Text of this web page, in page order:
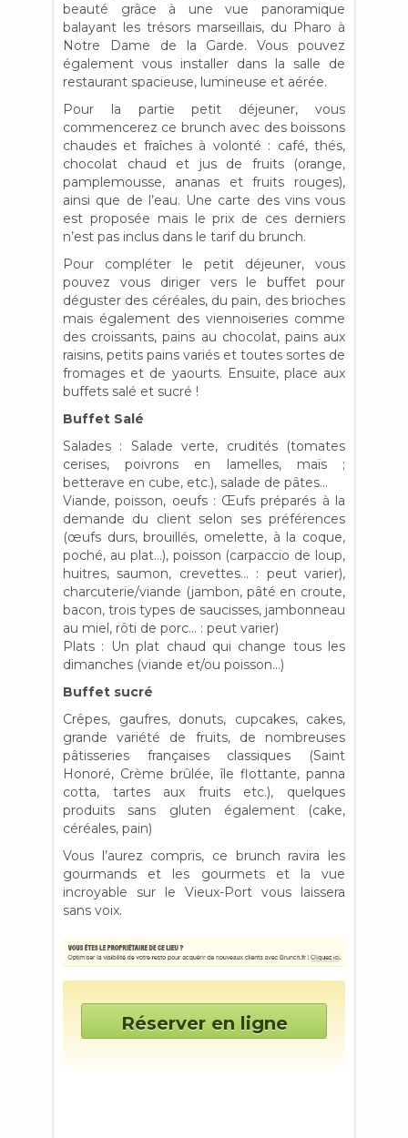
beauté grâce à une vue panoramique
balayant les trésors marseillais, du Pharo à
Notre Dame de la Garde. Vous pouvez
également vous installer dans la salle de
restaurant spacieuse, lumineuse et aérée.
Pour la partie petit déjeuner, vous
commencerez ce brunch avec des boissons
chaudes et fraîches à volonté : café, thés,
chocolat chaud et jus de fruits (orange,
pamplemousse, ananas et fruits rouges),
ainsi que de l’eau. Une carte des vins vous
est proposée mais le prix de ces derniers
n’est pas inclus dans le tarif du brunch.
Pour compléter le petit déjeuner, vous
pouvez vous diriger vers le buffet pour
déguster des céréales, du pain, des brioches
mais également des viennoiseries comme
des croissants, pains au chocolat, pains aux
raisins, petits pains variés et toutes sortes de
fromages et de yaourts. Ensuite, place aux
buffets salé et sucré !
Buffet Salé
Salades : Salade verte, crudités (tomates
cerises, poivrons en lamelles, maïs ;
betterave en cube, etc.), salade de pâtes…
Viande, poisson, oeufs : Œufs préparés à la
demande du client selon ses préférences
(œufs durs, brouillés, omelette, à la coque,
poché, au plat…), poisson (carpaccio de loup,
huitres, saumon, crevettes… : peut varier),
charcuterie/viande (jambon, pâté en croute,
bacon, trois types de saucisses, jambonneau
au miel, rôti de porc… : peut varier)
Plats : Un plat chaud qui change tous les
dimanches (viande et/ou poisson…)
Buffet sucré
Crêpes, gaufres, donuts, cupcakes, cakes,
grande variété de fruits, de nombreuses
pâtisseries françaises classiques (Saint
Honoré, Crème brûlée, île flottante, panna
cotta, tartes aux fruits etc.), quelques
produits sans gluten également (cake,
céréales, pain)
Vous l’aurez compris, ce brunch ravira les
gourmands et les gourmets et la vue
incroyable sur le Vieux-Port vous laissera
sans voix.
Réserver en ligne